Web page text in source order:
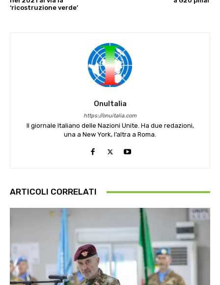
‘ricostruzione verde’
OnuItalia
https://onuitalia.com
Il giornale Italiano delle Nazioni Unite. Ha due redazioni,
una a New York, l’altra a Roma.
ARTICOLI CORRELATI